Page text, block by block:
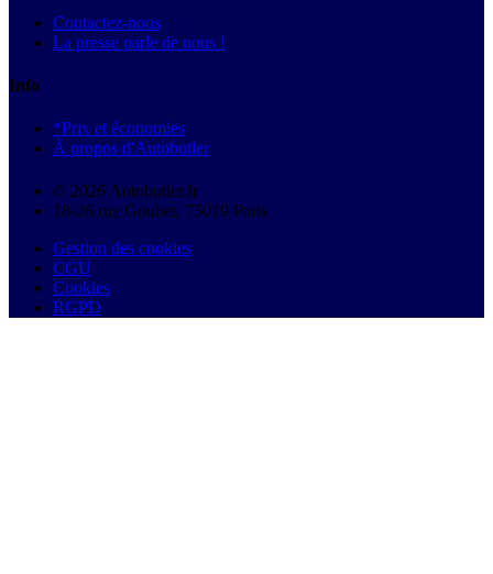
Contactez-nous
La presse parle de nous !
Info
*Prix et économies
À propos d'Autobutler
© 2026 Autobutler.fr
18-26 rue Goubet, 75019 Paris
Gestion des cookies
CGU
Cookies
RGPD